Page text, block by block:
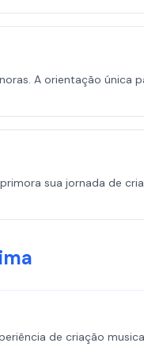
A orientação única
sua jornada de
de criação